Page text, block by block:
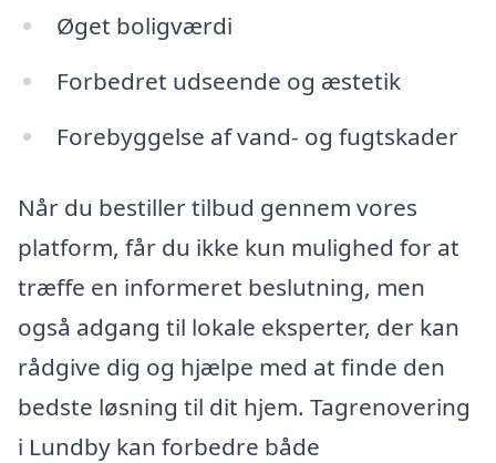
Øget boligværdi
Forbedret udseende og æstetik
Forebyggelse af vand- og fugtskader
Når du bestiller tilbud gennem vores
platform, får du ikke kun mulighed for at
træffe en informeret beslutning, men
også adgang til lokale eksperter, der kan
rådgive dig og hjælpe med at finde den
bedste løsning til dit hjem. Tagrenovering
i Lundby kan forbedre både